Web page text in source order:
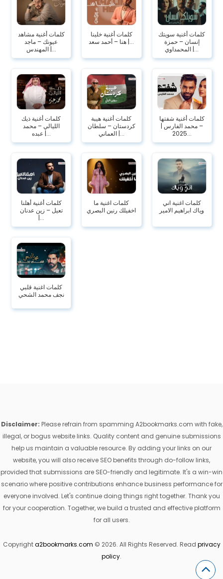
كلمات أغنية مشاهد
عيونك – ماجد
المهندس |...
كلمات أغنية خلينا
هنا – أحمد سعد |...
كلمات أغنية سويتك
إنسان – حمزة
المحمداوي |...
كلمات أغنية ذيك
الليالي – محمد
عبده |...
كلمات أغنية هيبة
كردستان – سلطان
العماني |...
كلمات أغنية شفتها
– محمد الفارس |
2025...
كلمات أغنية أهلنا
تعيل – زين عدنان
|...
كلمات اغنية ما
اخفيلك رنين البصري
كلمات اغنية اني
وياك ابراهيم الامير
كلمات اغنية قلبي
نجف محمد الشحي
Disclaimer: Please refrain from spamming A2bookmarks.com with fake,
illegal, or bogus website links. Quality content and genuine submissions
help us maintain a valuable resource. By adding your links on our
website, you will also receive SEO benefits through do-follow links,
provided that submissions are SEO-friendly and legitimate. It's a win-win
scenario where positive contributions enhance business performance for
everyone involved. Let's continue doing things right together. Thank you
for your cooperation. Together, we build a trusted and effective platform
for all users.
Copyrighta2bookmarks.com © 2026. All Rights Reserved. Read privacy
policy.